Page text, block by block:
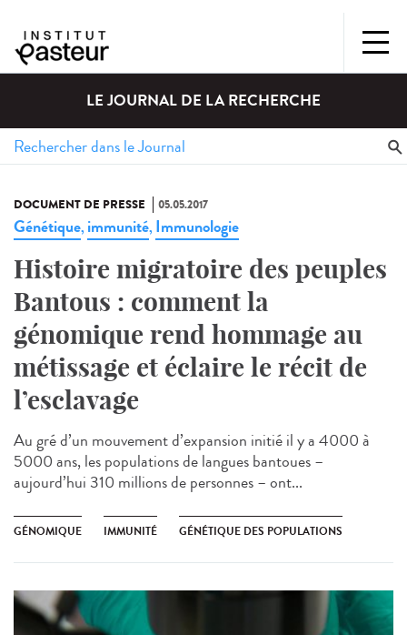
LE JOURNAL DE LA RECHERCHE
DOCUMENT DE PRESSE 05.05.2017
Génétique, immunité, Immunologie
Histoire migratoire des peuples
Bantous : comment la
génomique rend hommage au
métissage et éclaire le récit de
l’esclavage
Au gré d’un mouvement d’expansion initié il y a 4000 à
5000 ans, les populations de langues bantoues –
aujourd’hui 310 millions de personnes – ont...
GÉNOMIQUE IMMUNITÉ GÉNÉTIQUE DES POPULATIONS